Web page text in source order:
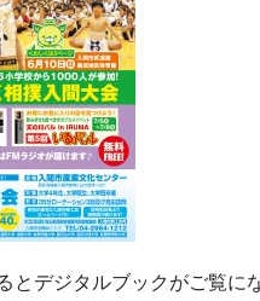
とデジタルブックがご覧に